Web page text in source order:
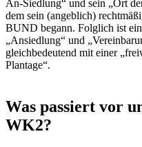
An-Siedlung“ und sein „Ort
dem sein (angeblich)
BUND begann. Folglich ist ein
„Ansiedlung“ und
gleichbedeutend mit einer
Plantage“.
Was passiert vor
WK2?